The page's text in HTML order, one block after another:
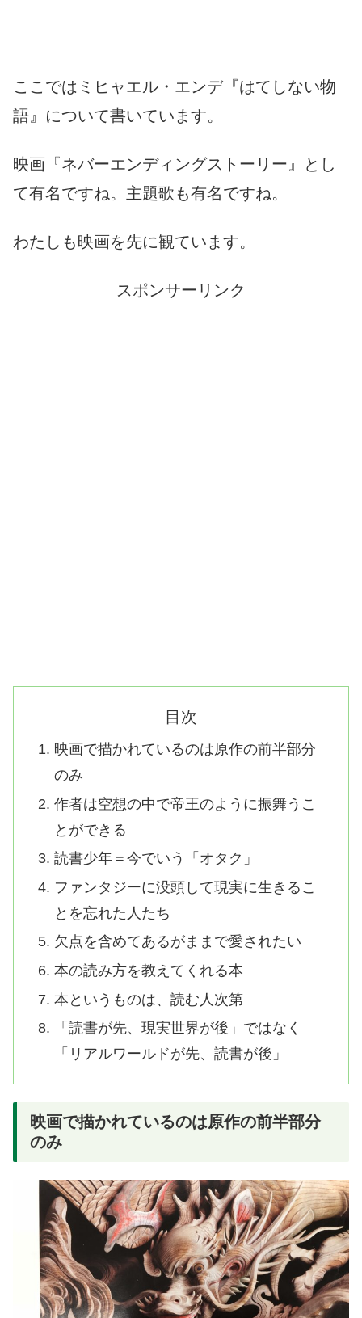
ここではミヒャエル・エンデ『はてしない物
語』について書いています。
映画『ネバーエンディングストーリー』とし
て有名ですね。主題歌も有名ですね。
わたしも映画を先に観ています。
スポンサーリンク
目次
映画で描かれているのは原作の前半部分
のみ
作者は空想の中で帝王のように振舞うこ
とができる
読書少年＝今でいう「オタク」
ファンタジーに没頭して現実に生きるこ
とを忘れた人たち
欠点を含めてあるがままで愛されたい
本の読み方を教えてくれる本
本というものは、読む人次第
「読書が先、現実世界が後」ではなく
「リアルワールドが先、読書が後」
映画で描かれているのは原作の前半部分
のみ